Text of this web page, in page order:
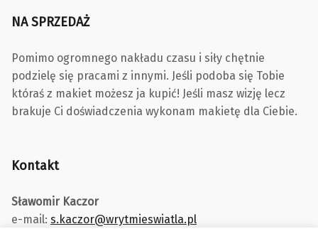
NA SPRZEDAŻ
Pomimo ogromnego nakładu czasu i siły chętnie
podzielę się pracami z innymi. Jeśli podoba się Tobie
któraś z makiet możesz ja kupić! Jeśli masz wizję lecz
brakuje Ci doświadczenia wykonam makietę dla Ciebie.
Kontakt
Sławomir Kaczor
e-mail: s.kaczor@wrytmieswiatla.pl